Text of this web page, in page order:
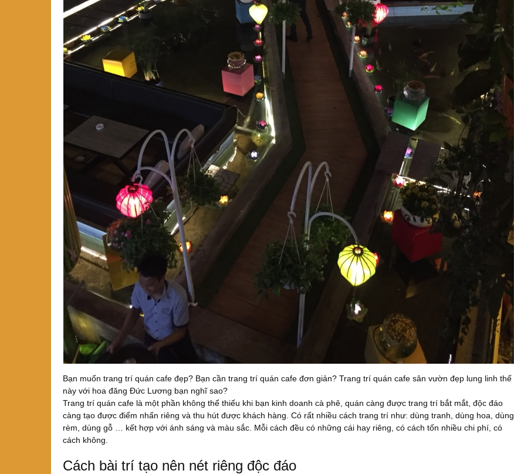
Bạn muốn trang trí quán cafe đẹp? Bạn cần trang trí quán cafe đơn giản? Trang trí quán cafe sân vườn đẹp lung linh thế
này với hoa đăng Đức Lương bạn nghĩ sao?
Trang trí quán cafe là một phần không thể thiếu khi bạn kinh doanh cà phê, quán càng được trang trí bắt mắt, độc đáo
càng tạo được điểm nhấn riêng và thu hút được khách hàng. Có rất nhiều cách trang trí như: dùng tranh, dùng hoa, dùng
rèm, dùng gỗ … kết hợp với ánh sáng và màu sắc. Mỗi cách đều có những cái hay riêng, có cách tốn nhiều chi phí, có
cách không.
Cách bài trí tạo nên nét riêng độc đáo